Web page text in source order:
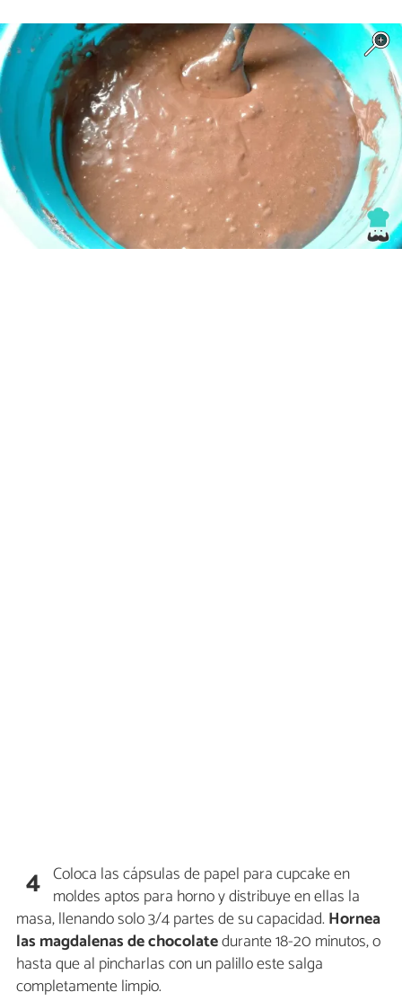
4 Coloca las cápsulas de papel para cupcake en
moldes aptos para horno y distribuye en ellas la
masa, llenando solo 3/4 partes de su capacidad. Hornea
las magdalenas de chocolatedurante 18-20 minutos, o
hasta que al pincharlas con un palillo este salga
completamente limpio.